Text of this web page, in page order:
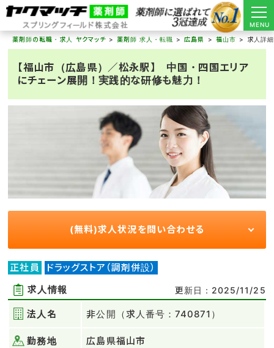
MENU
薬剤師の転職・求人 ヤクマッチ
薬剤師 求人・転職 広島県 福山市 求人詳細
【福山市（広島県）／松永駅】 中国・四国エリア
にチェーン展開！実践的な研修も魅力！
(無料)求人状況を問い合わせる
正社員
ドラッグストア（調剤併設）
求人情報
更新日：2025/11/25
法人名 非公開（求人番号：740871）
勤務地 広島県福山市